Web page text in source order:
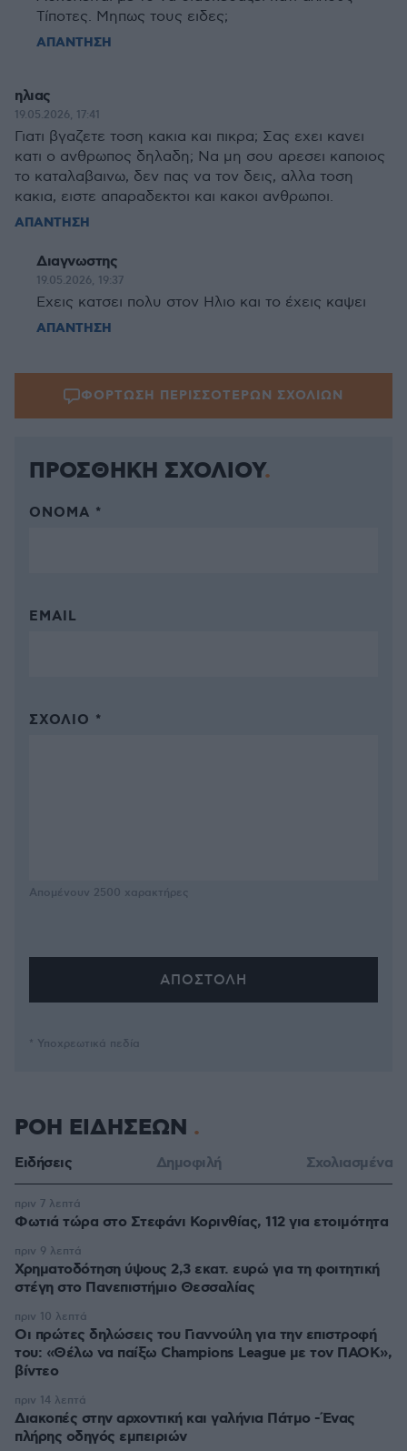
Τίποτες. Μηπως τους ειδες;
ΑΠΑΝΤΗΣΗ
ηλιας
19.05.2026, 17:41
Γιατι βγαζετε τοση κακια και πικρα; Σας εχει κανει
κατι ο ανθρωπος δηλαδη; Να μη σου αρεσει καποιος
το καταλαβαινω, δεν πας να τον δεις, αλλα τοση
κακια, ειστε απαραδεκτοι και κακοι ανθρωποι.
ΑΠΑΝΤΗΣΗ
Διαγνωστης
19.05.2026, 19:37
Εχεις κατσει πολυ στον Ηλιο και το έχεις καψει
ΑΠΑΝΤΗΣΗ
ΦΟΡΤΩΣΗ ΠΕΡΙΣΣΟΤΕΡΩΝ ΣΧΟΛΙΩΝ
ΠΡΟΣΘΗΚΗ ΣΧΟΛΙΟΥ
ΌΝΟΜΑ *
EMAIL
ΣΧΌΛΙΟ *
Απομένουν 2500 χαρακτήρες
* Υποχρεωτικά πεδία
ΡΟΗ ΕΙΔΗΣΕΩΝ
Ειδήσεις Δημοφιλή Σχολιασμένα
Φωτιά τώρα στο Στεφάνι Κορινθίας, 112 για ετοιμότητα
πριν 7 λεπτά
Χρηματοδότηση ύψους 2,3 εκατ. ευρώ για τη φοιτητική
στέγη στο Πανεπιστήμιο Θεσσαλίας
πριν 9 λεπτά
Οι πρώτες δηλώσεις του Γιαννούλη για την επιστροφή
του: «Θέλω να παίξω Champions League με τον ΠΑΟΚ»,
βίντεο
πριν 10 λεπτά
Διακοπές στην αρχοντική και γαλήνια Πάτμο -Ένας
πλήρης οδηγός εμπειριών
πριν 14 λεπτά